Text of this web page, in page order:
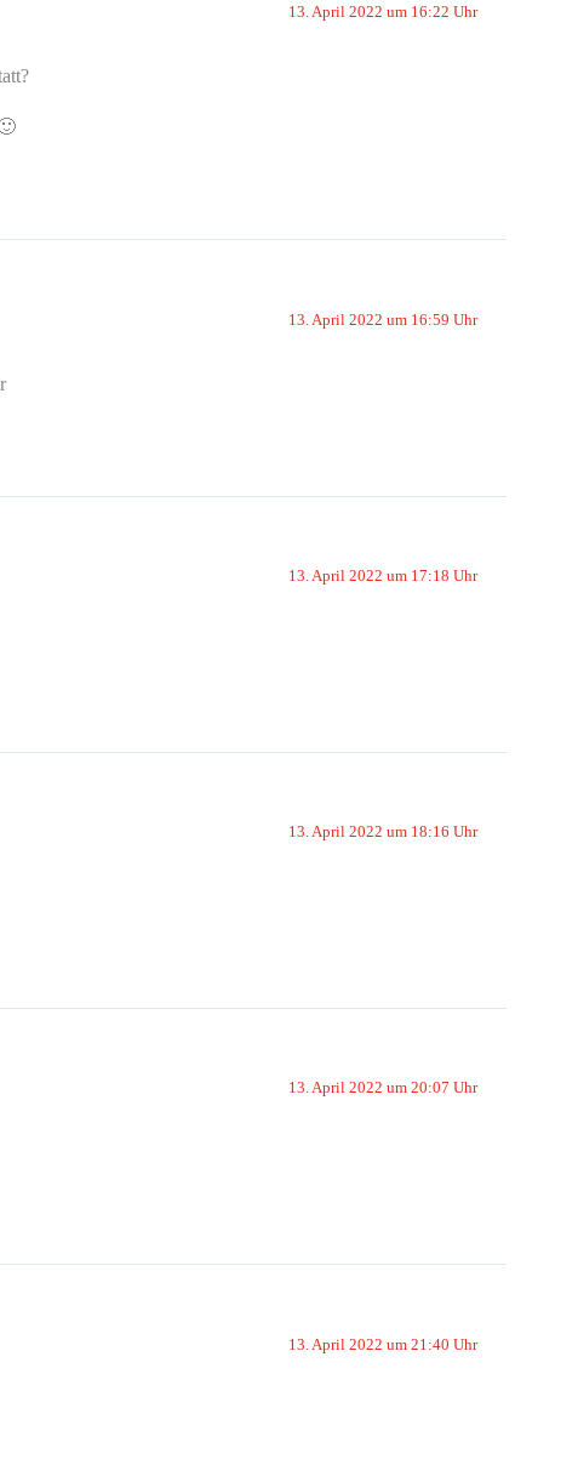
13. April 2022 um 16:22 Uhr
13. April 2022 um 16:59 Uhr
13. April 2022 um 17:18 Uhr
13. April 2022 um 18:16 Uhr
13. April 2022 um 20:07 Uhr
13. April 2022 um 21:40 Uhr